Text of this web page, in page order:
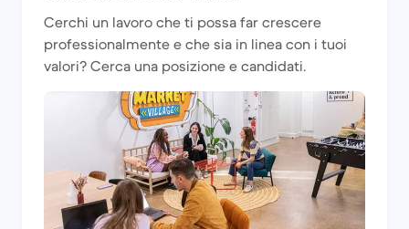
Cerchi un lavoro che ti possa far crescere
professionalmente e che sia in linea con i tuoi
valori? Cerca una posizione e candidati.